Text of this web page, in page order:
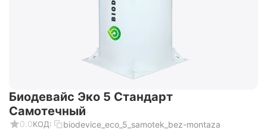
Биодевайс Эко 5 Стандарт
Самотечный
0.0КОД: biodevice_eco_5_samotek_bez-montaza